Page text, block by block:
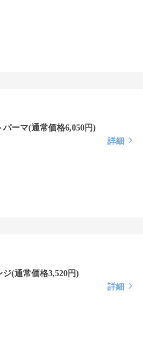
パーマ(通常価格6,050円)
詳細
ジ(通常価格3,520円)
詳細